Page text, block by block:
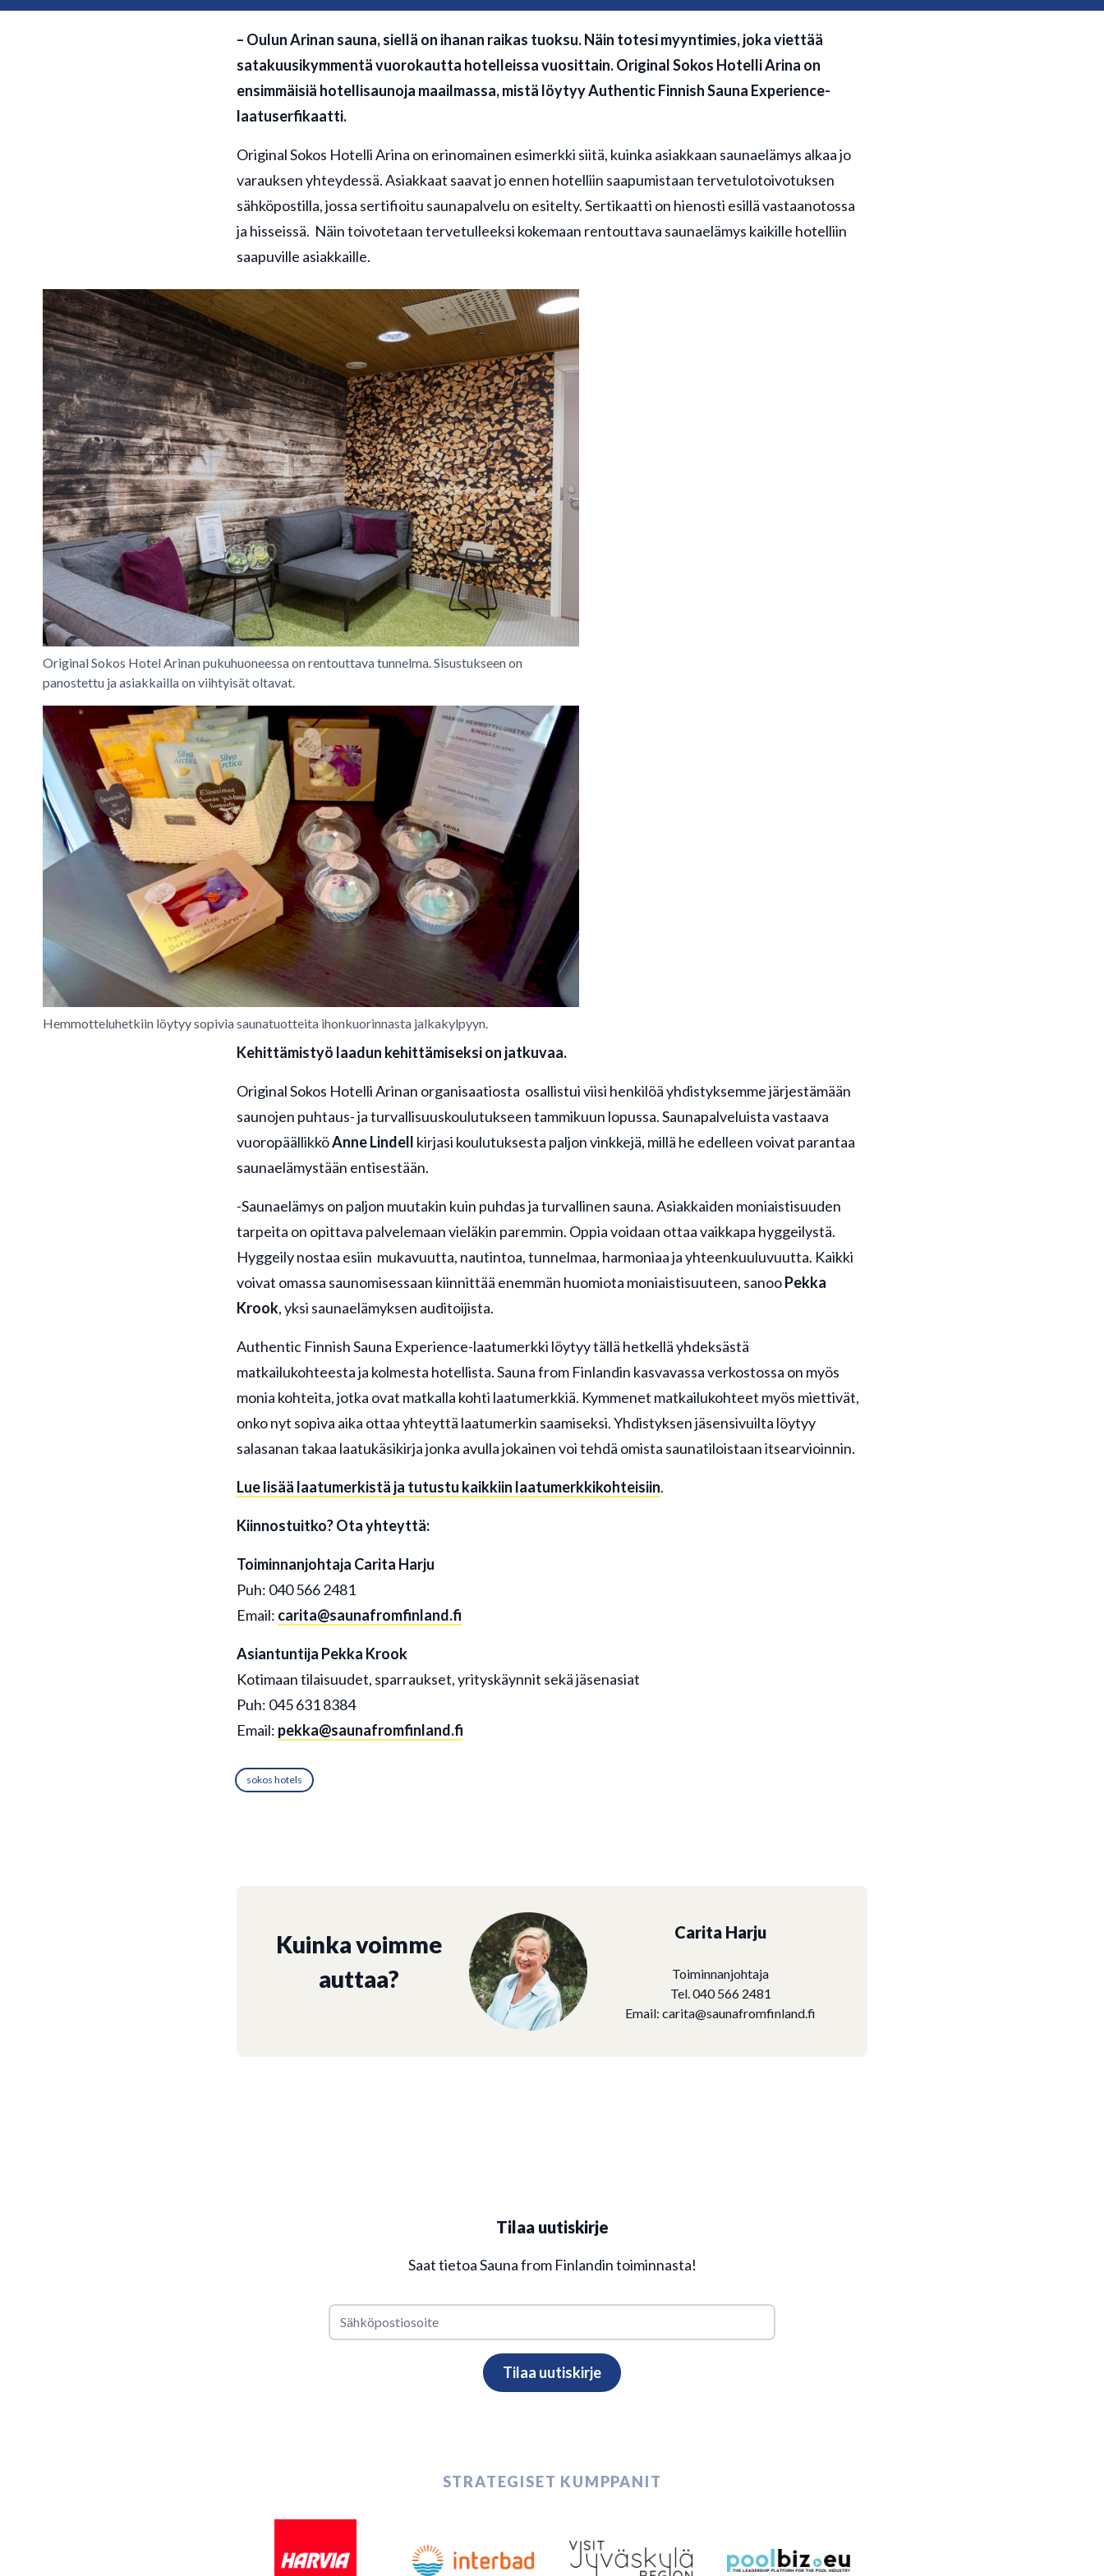
– Oulun Arinan sauna, siellä on ihanan raikas tuoksu. Näin totesi myyntimies, joka viettää
satakuusikymmentä vuorokautta hotelleissa vuosittain. Original Sokos Hotelli Arina on
ensimmäisiä hotellisaunoja maailmassa, mistä löytyy Authentic Finnish Sauna Experience-
laatuserfikaatti.
Original Sokos Hotelli Arina on erinomainen esimerkki siitä, kuinka asiakkaan saunaelämys alkaa jo
varauksen yhteydessä. Asiakkaat saavat jo ennen hotelliin saapumistaan tervetulotoivotuksen
sähköpostilla, jossa sertifioitu saunapalvelu on esitelty. Sertikaatti on hienosti esillä vastaanotossa
ja hisseissä. Näin toivotetaan tervetulleeksi kokemaan rentouttava saunaelämys kaikille hotelliin
saapuville asiakkaille.
Original Sokos Hotel Arinan pukuhuoneessa on rentouttava tunnelma. Sisustukseen on
panostettu ja asiakkailla on viihtyisät oltavat.
Hemmotteluhetkiin löytyy sopivia saunatuotteita ihonkuorinnasta jalkakylpyyn.
Kehittämistyö laadun kehittämiseksi on jatkuvaa.
Original Sokos Hotelli Arinan organisaatiosta osallistui viisi henkilöä yhdistyksemme järjestämään
saunojen puhtaus- ja turvallisuuskoulutukseen tammikuun lopussa. Saunapalveluista vastaava
vuoropäällikköAnne Lindell kirjasi koulutuksesta paljon vinkkejä, millä he edelleen voivat parantaa
saunaelämystään entisestään.
-Saunaelämys on paljon muutakin kuin puhdas ja turvallinen sauna. Asiakkaiden moniaistisuuden
tarpeita on opittava palvelemaan vieläkin paremmin. Oppia voidaan ottaa vaikkapa hyggeilystä.
Hyggeily nostaa esiin mukavuutta, nautintoa, tunnelmaa, harmoniaa ja yhteenkuuluvuutta. Kaikki
voivat omassa saunomisessaan kiinnittää enemmän huomiota moniaistisuuteen, sanooPekka
Krook, yksi saunaelämyksen auditoijista.
Authentic Finnish Sauna Experience-laatumerkki löytyy tällä hetkellä yhdeksästä
matkailukohteesta ja kolmesta hotellista. Sauna from Finlandin kasvavassa verkostossa on myös
monia kohteita, jotka ovat matkalla kohti laatumerkkiä. Kymmenet matkailukohteet myös miettivät,
onko nyt sopiva aika ottaa yhteyttä laatumerkin saamiseksi. Yhdistyksen jäsensivuilta löytyy
salasanan takaa laatukäsikirja jonka avulla jokainen voi tehdä omista saunatiloistaan itsearvioinnin.
Lue lisää laatumerkistä ja tutustu kaikkiin laatumerkkikohteisiin.
Kiinnostuitko? Ota yhteyttä:
Toiminnanjohtaja Carita Harju
Puh: 040 566 2481
Email: carita@saunafromfinland.fi
Asiantuntija Pekka Krook
Kotimaan tilaisuudet, sparraukset, yrityskäynnit sekä jäsenasiat
Puh: 045 631 8384
Email: pekka@saunafromfinland.fi
sokos hotels
Kuinka voimme
auttaa?
Carita Harju
Toiminnanjohtaja
Tel. 040 566 2481
Email:carita@saunafromfinland.fi
Tilaa uutiskirje
Saat tietoa Sauna from Finlandin toiminnasta!
STRATEGISET KUMPPANIT